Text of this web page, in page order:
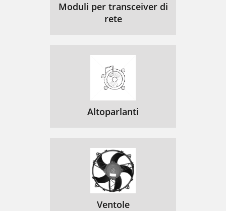
Moduli per transceiver di
rete
Altoparlanti
Ventole